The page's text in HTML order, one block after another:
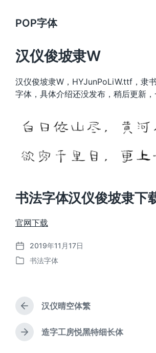
POP字体
汉仪俊坡隶W
汉仪俊坡隶W，HYJunPoLiW.ttf，隶
字体，具体介绍还没发布，稍后更新
书法字体汉仪俊坡隶下
官网下载
发
布
2019年11月17日
发
书法字体
上
篇
文
章
汉仪晴空体繁
下
造字工房悦黑特细长体